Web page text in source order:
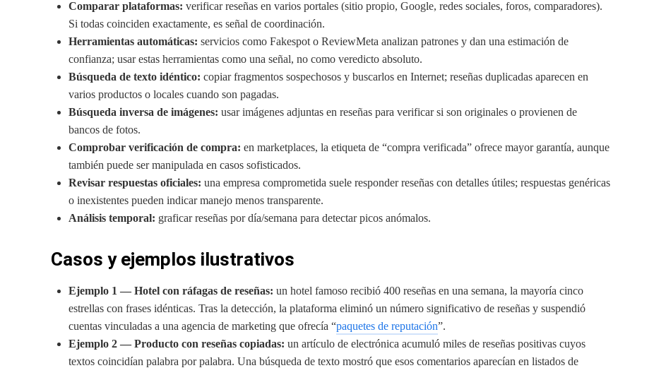
Comparar plataformas: verificar reseñas en varios portales (sitio propio, Google, redes sociales, foros, comparadores).
Si todas coinciden exactamente, es señal de coordinación.
Herramientas automáticas: servicios como Fakespot o ReviewMeta analizan patrones y dan una estimación de
confianza; usar estas herramientas como una señal, no como veredicto absoluto.
Búsqueda de texto idéntico: copiar fragmentos sospechosos y buscarlos en Internet; reseñas duplicadas aparecen en
varios productos o locales cuando son pagadas.
Búsqueda inversa de imágenes: usar imágenes adjuntas en reseñas para verificar si son originales o provienen de
bancos de fotos.
Comprobar verificación de compra: en marketplaces, la etiqueta de “compra verificada” ofrece mayor garantía, aunque
también puede ser manipulada en casos sofisticados.
Revisar respuestas oficiales: una empresa comprometida suele responder reseñas con detalles útiles; respuestas genéricas
o inexistentes pueden indicar manejo menos transparente.
Análisis temporal: graficar reseñas por día/semana para detectar picos anómalos.
Casos y ejemplos ilustrativos
Ejemplo 1 — Hotel con ráfagas de reseñas: un hotel famoso recibió 400 reseñas en una semana, la mayoría cinco
estrellas con frases idénticas. Tras la detección, la plataforma eliminó un número significativo de reseñas y suspendió
cuentas vinculadas a una agencia de marketing que ofrecía “paquetes de reputación”.
Ejemplo 2 — Producto con reseñas copiadas: un artículo de electrónica acumuló miles de reseñas positivas cuyos
textos coincidían palabra por palabra. Una búsqueda de texto mostró que esos comentarios aparecían en listados de